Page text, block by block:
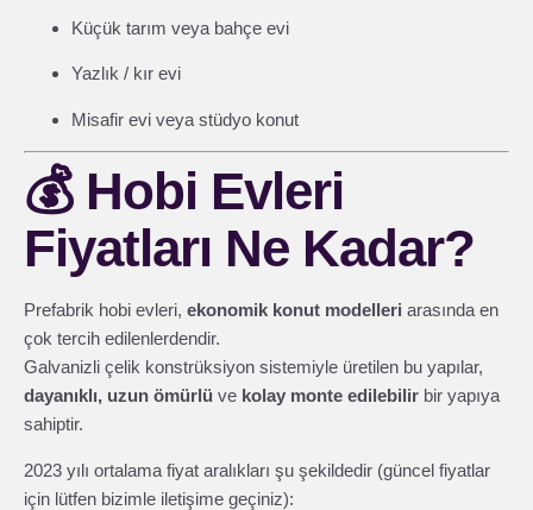
Küçük tarım veya bahçe evi
Yazlık / kır evi
Misafir evi veya stüdyo konut
💰 Hobi Evleri
Fiyatları Ne Kadar?
Prefabrik hobi evleri, ekonomik konut modelleri arasında en
çok tercih edilenlerdendir.
Galvanizli çelik konstrüksiyon sistemiyle üretilen bu yapılar,
dayanıklı, uzun ömürlü ve kolay monte edilebilir bir yapıya
sahiptir.
2023 yılı ortalama fiyat aralıkları şu şekildedir (güncel fiyatlar
için lütfen bizimle iletişime geçiniz):